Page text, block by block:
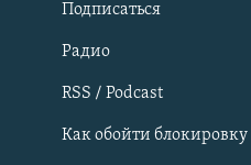
ПРИСОЕДИНЯЙТЕСЬ!
Подписаться
Радио
RSS / Podcast
Как обойти блокировку